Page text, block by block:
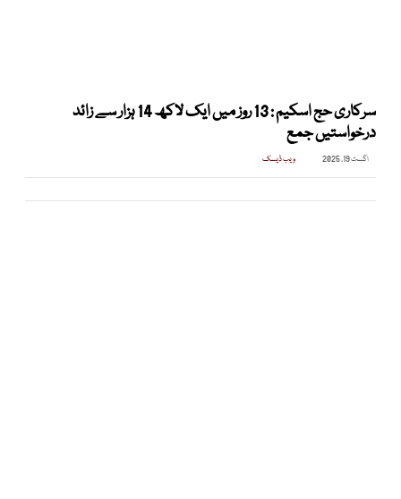
سرکاری حج اسکیم : 13 روز میں ایک لاکھ 14 ہزار سے زائد
درخواستیں جمع
اگست 19, 2025 ویب ڈیسک